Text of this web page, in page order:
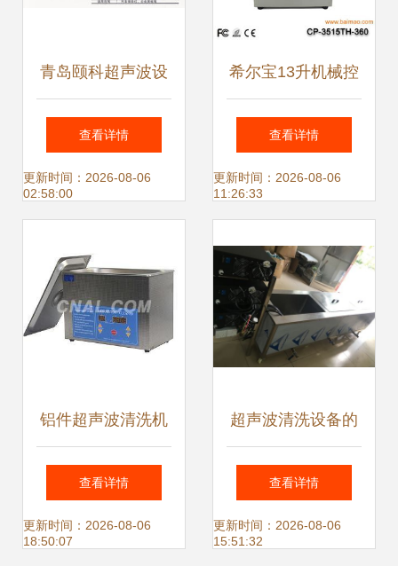
青岛颐科超声波设
备 引领自动化焊接
与精密制造新纪元
查看详情
更新时间：2026-08-06
02:58:00
希尔宝13升机械控
制超声波清洗机 详
解产品、厂家与价
查看详情
更新时间：2026-08-06
11:26:33
铝件超声波清洗机
与实验室超声波清
洗机 自动化机械在
查看详情
更新时间：2026-08-06
18:50:07
超声波清洗设备的
深度应用 从三槽清
洗机到非标订做的
查看详情
更新时间：2026-08-06
15:51:32